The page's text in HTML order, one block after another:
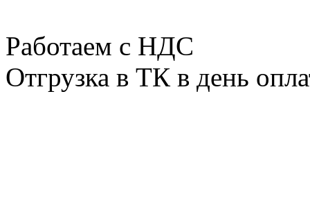
Работаем с НДС
Отгрузка в ТК в день